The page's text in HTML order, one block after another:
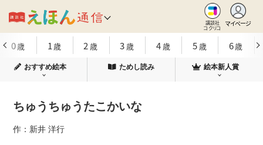
講談社
コクリコ
マイページ
0歳 1歳 2 歳 3歳 4歳 5歳 6歳
おすすめ絵本 ためし読み 絵本新人賞
ちゅうちゅうたこかいな
作：新井 洋行